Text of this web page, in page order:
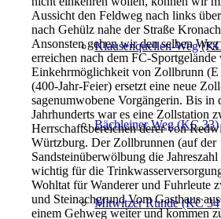
Klausenquellen-Weg
Bächleiner Weg (KC 33)
Mitwitzer Runde (KC
Aussicht den Feldweg nach links
nach Gehülz nahe der Straße
Ansonsten gehen wir den selben
erreichen nach dem FC-
Einkehrmöglichkeit von Zollbrunn (E
(400-Jahr-Feier) ersetzt eine neue
sagenumwobene Vorgängerin. Bis in
Jahrhunderts war es eine Zollstation
Herrschaftsbereichen derer von
Würtzburg. Der Zollbrunnen (auf der
Sandsteinüberwölbung die
wichtig für die
Wohltat für Wanderer und Fuhrleute
und Steinachgrund Vom Gasthaus
einem Gehweg weiter und kommen